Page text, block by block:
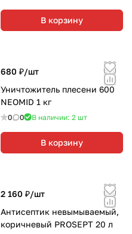
В корзину
680 ₽/шт
Уничтожитель плесени 600
NEOMID 1 кг
0 0 В наличии: 2 шт
В корзину
2 160 ₽/шт
Антисептик невымываемый,
коричневый PROSEPT 20 л